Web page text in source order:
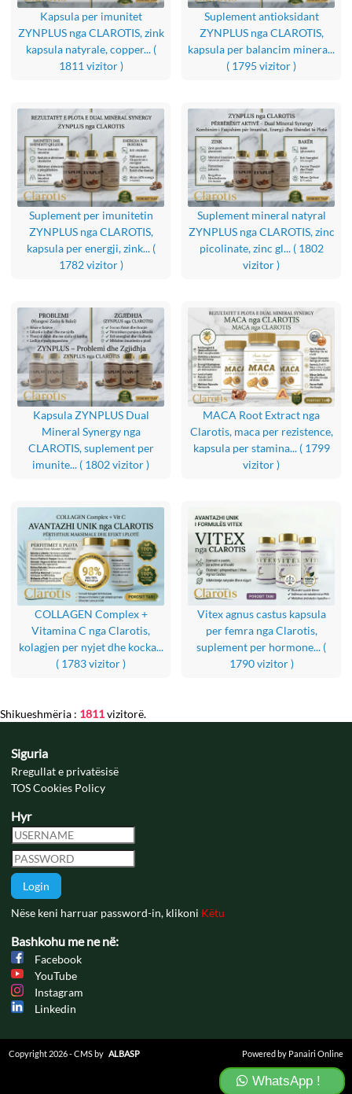
Kapsula per imunitet
ZYNPLUS nga CLAROTIS, zink
kapsula natyrale, copper... (
1811 vizitor )
Suplement antioksidant
ZYNPLUS nga CLAROTIS,
kapsula per balancim minera...
( 1795 vizitor )
Suplement per imunitetin
ZYNPLUS nga CLAROTIS,
kapsula per energji, zink... (
1782 vizitor )
Suplement mineral natyral
ZYNPLUS nga CLAROTIS, zinc
picolinate, zinc gl... ( 1802
vizitor )
Kapsula ZYNPLUS Dual
Mineral Synergy nga
CLAROTIS, suplement per
imunite... ( 1802 vizitor )
MACA Root Extract nga
Clarotis, maca per rezistence,
kapsula per stamina... ( 1799
vizitor )
COLLAGEN Complex +
Vitamina C nga Clarotis,
kolagjen per nyjet dhe kocka...
( 1783 vizitor )
Vitex agnus castus kapsula
per femra nga Clarotis,
suplement per hormone... (
1790 vizitor )
Shikueshmëria : 1811vizitorë.
WhatsApp !
Siguria
Rregullat e privatësisë
TOS Cookies Policy
Hyr
Login
Nëse keni harruar password-in, klikoni Këtu
Bashkohu me ne në:
Facebook
YouTube
Instagram
Linkedin
Copyright 2026 - CMS by ALBASP Powered by Panairi Online